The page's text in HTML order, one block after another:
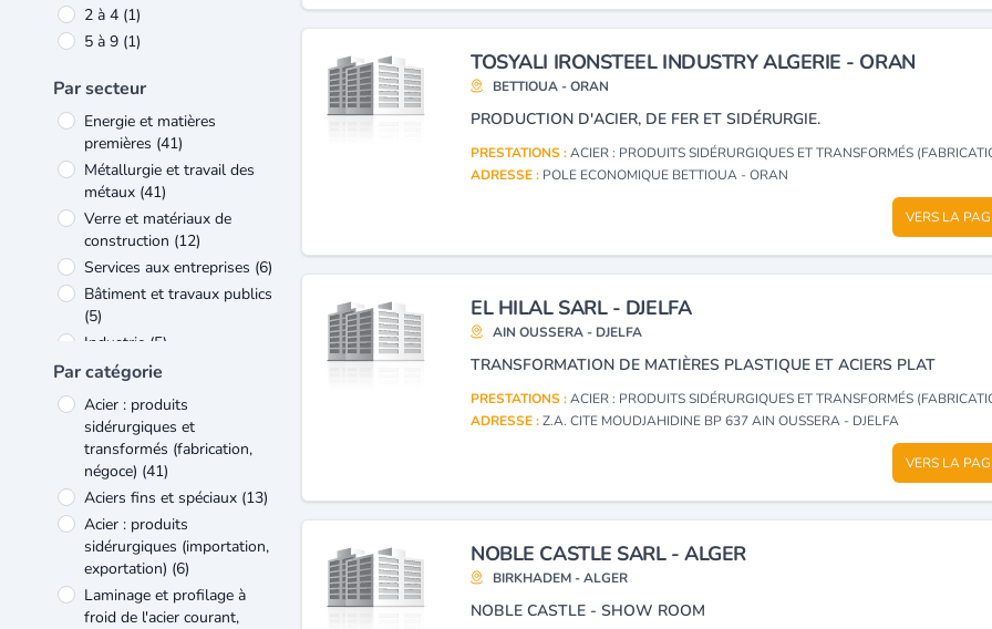
2 à 4 (1)
5 à 9 (1)
Par secteur
Energie et matières
premières (41)
Métallurgie et travail des
métaux (41)
Verre et matériaux de
construction (12)
Services aux entreprises (6)
Bâtiment et travaux publics
(5)
Industrie (5)
Construction mécanique et
Transports et services
connexes(3)
Bois et ameublement
Caoutchouc et matières
plastiques (2)
Par catégorie
Acier : produits
sidérurgiques et
transformés (fabrication,
négoce) (41)
Aciers fins et spéciaux (13)
Acier : produits
sidérurgiques (importation,
exportation) (6)
Laminage et profilage à
froid de l'acier courant,
TOSYALI IRONSTEEL INDUSTRY ALGERIE - ORAN
BETTIOUA - ORAN
PRODUCTION D'ACIER, DE FER ET SIDÉRURGIE.
PRESTATIONS :ACIER : PRODUITS SIDÉRURGIQUES ET TRANSFORMÉS (FABRICATION,
ADRESSE : POLE ECONOMIQUE BETTIOUA - ORAN
VERS LA
EL HILAL SARL - DJELFA
AIN OUSSERA - DJELFA
TRANSFORMATION DE MATIÈRES PLASTIQUE ET ACIERS PLAT
PRESTATIONS :ACIER : PRODUITS SIDÉRURGIQUES ET TRANSFORMÉS (FABRICATION,
ADRESSE :Z.A. CITE MOUDJAHIDINE BP 637 AIN OUSSERA - DJELFA
VERS LA
NOBLE CASTLE SARL - ALGER
BIRKHADEM - ALGER
NOBLE CASTLE - SHOW ROOM